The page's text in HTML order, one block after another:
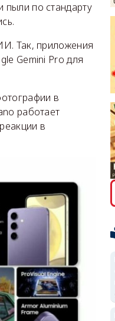
по стандарту
Так, приложения
Gemini Pro для
в
работает
в